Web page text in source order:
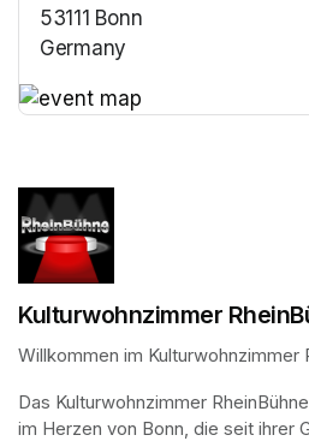
53111 Bonn
Germany
Kulturwohnzimmer
Willkommen im Kulturwohnzimmer
Das Kulturwohnzimmer
im Herzen von Bonn, die seit ihrer